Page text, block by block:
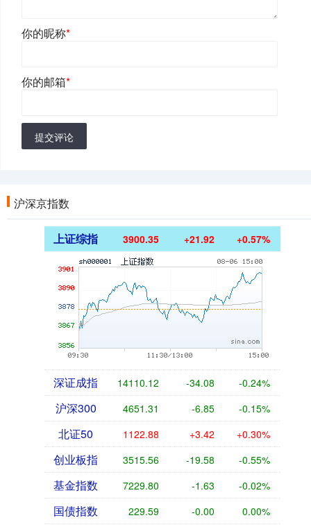
你的昵称*
你的邮箱*
提交评论
沪深京指数
上证综指 3900.35 +21.92 +0.57%
深证成指 14110.12 -34.08 -0.24%
沪深300 4651.31 -6.85 -0.15%
北证50 1122.88 +3.42 +0.30%
创业板指 3515.56 -19.58 -0.55%
基金指数 7229.80 -1.63 -0.02%
国债指数 229.59 -0.00 0.00%